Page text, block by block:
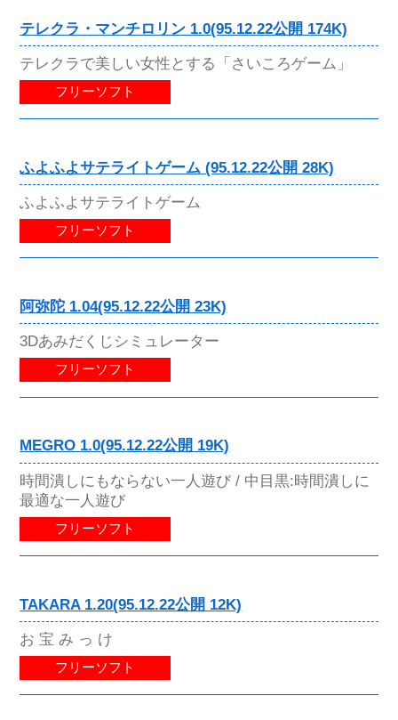
テレクラ・マンチロリン 1.0(95.12.22公開 174K)
テレクラで美しい女性とする「さいころゲーム」
フリーソフト
ふよふよサテライトゲーム (95.12.22公開 28K)
ふよふよサテライトゲーム
フリーソフト
阿弥陀 1.04(95.12.22公開 23K)
3Dあみだくじシミュレーター
フリーソフト
MEGRO 1.0(95.12.22公開 19K)
時間潰しにもならない一人遊び / 中目黒:時間潰しに
最適な一人遊び
フリーソフト
TAKARA 1.20(95.12.22公開 12K)
お 宝 み っ け
フリーソフト